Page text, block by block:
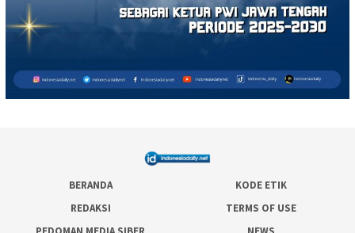
BERANDA
KODE ETIK
REDAKSI
TERMS OF USE